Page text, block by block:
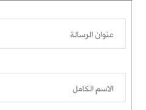
عنوان الرسالة
الاسم الكامل